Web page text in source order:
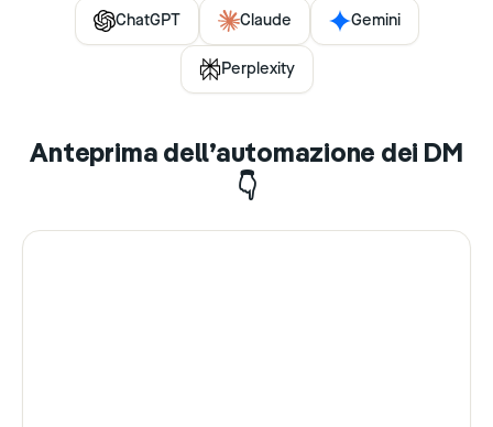
ChatGPT Claude Gemini
Perplexity
Anteprima dell’automazione dei DM
👇